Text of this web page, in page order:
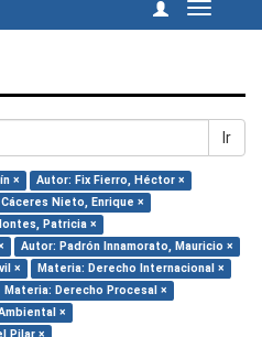
Cambiar
Ir
×
Autor: Fix Fierro, Héctor ×
Nieto, Enrique ×
Patricia ×
Autor: Padrón Innamorato, Mauricio ×
×
Materia: Derecho Internacional ×
Materia: Derecho Procesal ×
×